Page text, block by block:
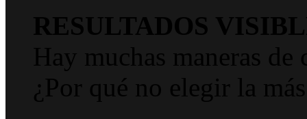
RESULTADOS
Hay muchas maneras
¿Por qué no elegir la